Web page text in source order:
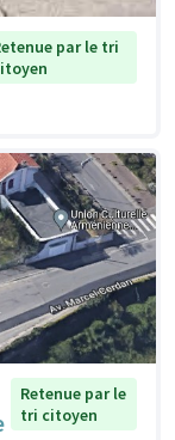
par le tri
Retenue par le
tri citoyen